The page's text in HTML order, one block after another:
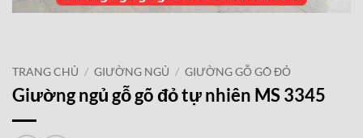
TRANG CHỦ / GIƯỜNG NGỦ / GIƯỜNG GỖ GÕ ĐỎ
Giường ngủ gỗ gõ đỏ tự nhiên MS 3345